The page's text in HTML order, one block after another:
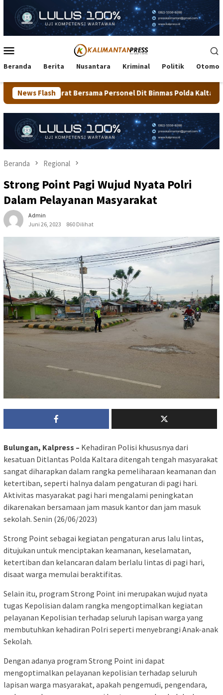
konten
Mobile
Beranda Berita Nusantara Kriminal Politik
News Flash
Personel Dit Binmas Polda Kaltara Salurkan Beras SPHP
Beranda Regional
Strong Point Pagi Wujud Nyata Polri
Dalam Pelayanan Masyarakat
Admin
Juni 26, 2023
860 Dilihat
Bulungan, Kalpress – Kehadiran Polisi khususnya dari
kesatuan Ditlantas Polda Kaltara ditengah tengah masyarakat
sangat diharapkan dalam rangka pemeliharaan keamanan dan
ketertiban, seperti halnya dalam pengaturan di pagi hari.
Aktivitas masyarakat pagi hari mengalami peningkatan
dikarenakan bersamaan jam masuk kantor dan jam masuk
sekolah. Senin (26/06/2023)
Strong Point sebagai kegiatan pengaturan arus lalu lintas,
ditujukan untuk menciptakan keamanan, keselamatan,
ketertiban dan kelancaran dalam berlalu lintas di pagi hari,
disaat warga memulai beraktifitas.
Selain itu, program Strong Point ini merupakan wujud nyata
tugas Kepolisian dalam rangka mengoptimalkan kegiatan
pelayanan Kepolisian terhadap seluruh lapisan warga yang
membutuhkan kehadiran Polri seperti menyebrangi Anak-anak
Sekolah.
Dengan adanya program Strong Point ini dapat
mengoptimalkan pelayanan kepolisian terhadap seluruh
lapisan warga masyarakat, apakah pengemudi, pengendara,